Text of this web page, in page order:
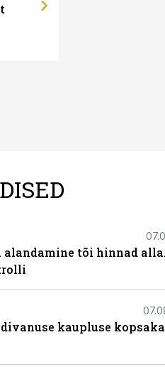
alandamine tõi hinnad
kaupluse